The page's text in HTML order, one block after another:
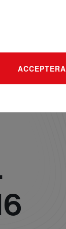
ACCEPTERA